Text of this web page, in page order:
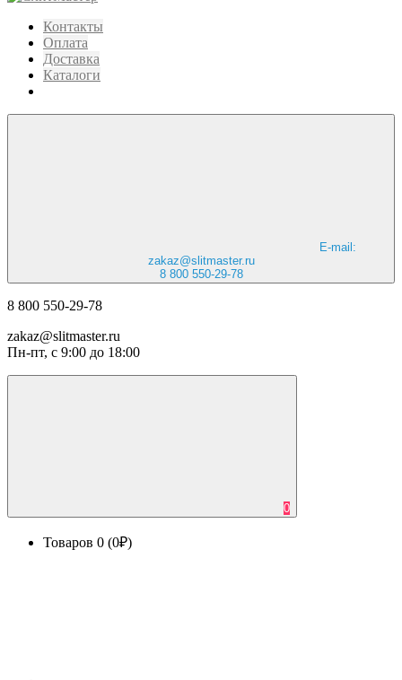
Контакты
Оплата
Доставка
Каталоги
E-mail:
zakaz@slitmaster.ru
8 800 550-29-78
8 800 550-29-78
zakaz@slitmaster.ru
Пн-пт, с 9:00 до 18:00
0
Товаров 0 (0₽)